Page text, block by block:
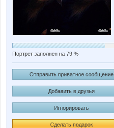
Портрет заполнен на 79 %
Отправить приватное сообщение
Добавить в друзья
Игнорировать
Сделать подарок